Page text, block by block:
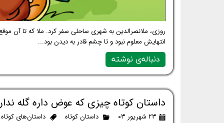
روزی، ملانصرالدین به شهری ساحلی سفر کرد. ملا که تا آن
انتهایش معلوم نبود و تا چشم قادر به دیدن بود...
دنباله‌ی نوشته
داستان کوتاه چیزی که عوض داره گله
۲۳ شهریور ۰۳ داستان کوتاه داستان‌های